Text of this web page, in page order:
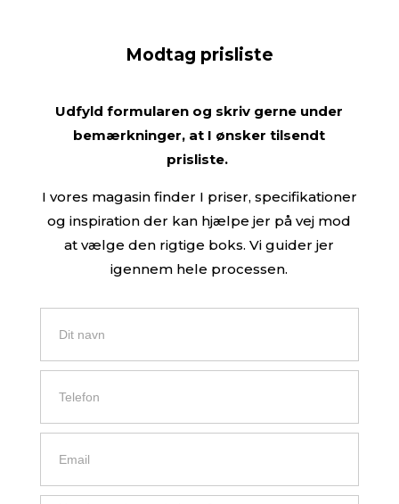
Modtag prisliste
Udfyld formularen og skriv gerne under
bemærkninger, at I ønsker tilsendt
prisliste.
I vores magasin finder I priser, specifikationer
og inspiration der kan hjælpe jer på vej mod
at vælge den rigtige boks. Vi guider jer
igennem hele processen.
tilsendt
en
prisliste